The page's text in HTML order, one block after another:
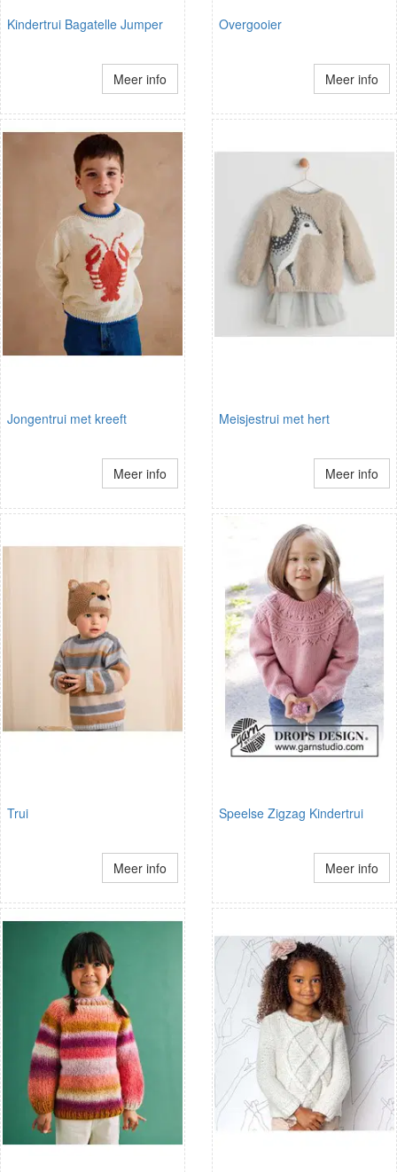
Kindertrui Bagatelle Jumper
Meer info
Overgooier
Meer info
Jongentrui met kreeft
Meer info
Meisjestrui met hert
Meer info
Trui
Meer info
Speelse Zigzag Kindertrui
Meer info